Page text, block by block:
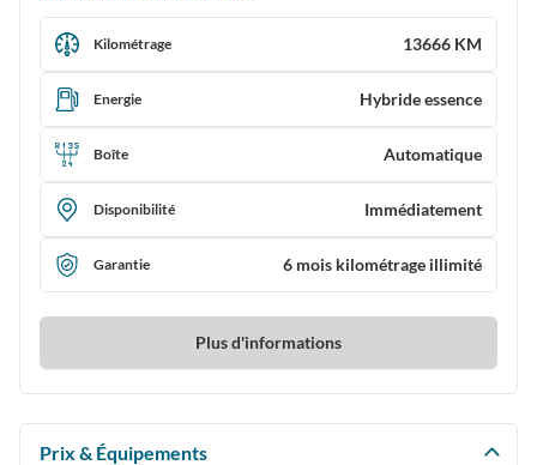
Kilométrage 13666 KM
Energie Hybride essence
Boîte Automatique
Disponibilité Immédiatement
Garantie 6 mois kilométrage illimité
Plus d'informations
Prix & Équipements